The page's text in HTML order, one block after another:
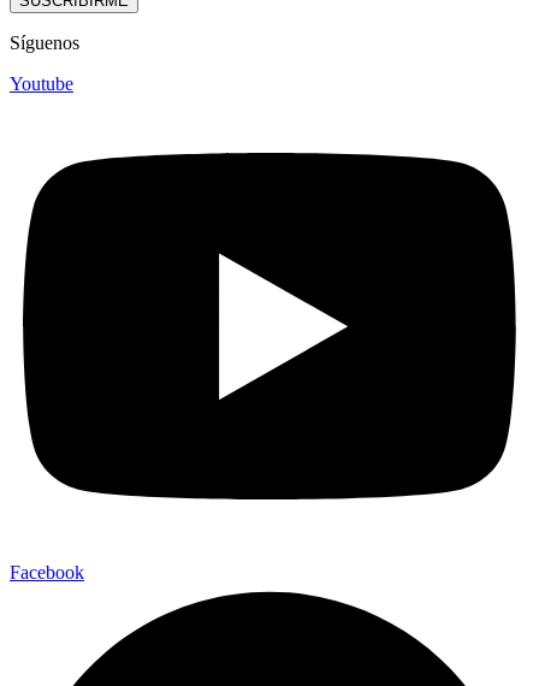
Síguenos
Youtube
Facebook